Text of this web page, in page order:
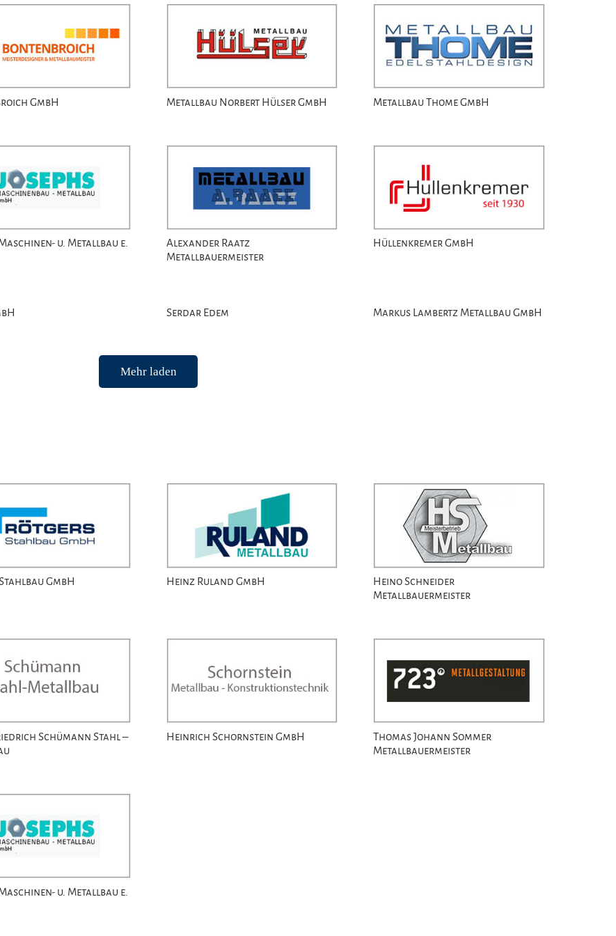
GmbH Metallbau Norbert Hülser GmbH Metallbau Thome GmbH
u. Metallbau e.
Alexander Raatz
Metallbauermeister
Hüllenkremer GmbH
Serdar Edem Markus Lambertz Metallbau GmbH
Mehr laden
GmbH Heinz Ruland GmbH
Heino Schneider
Metallbauermeister
Schümann Stahl –
Heinrich Schornstein GmbH
Thomas Johann Sommer
Metallbauermeister
u. Metallbau e.